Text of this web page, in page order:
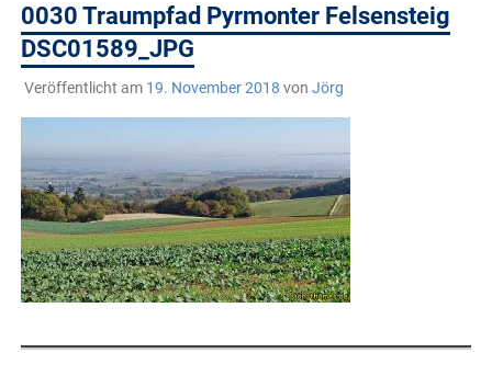
0030 Traumpfad Pyrmonter Felsensteig
DSC01589_JPG
Veröffentlicht am 19. November 2018 von Jörg